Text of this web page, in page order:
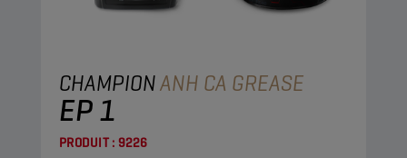
CHAMPIONANH CA GREASE
EP 1
PRODUIT : 9226